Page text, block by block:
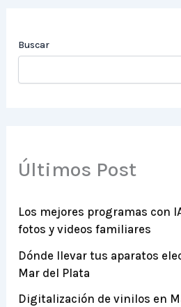
Buscar
Últimos Post
Los mejores programas con
fotos y videos familiares
Dónde llevar tus aparatos
Mar del Plata
Digitalización de vinilos en